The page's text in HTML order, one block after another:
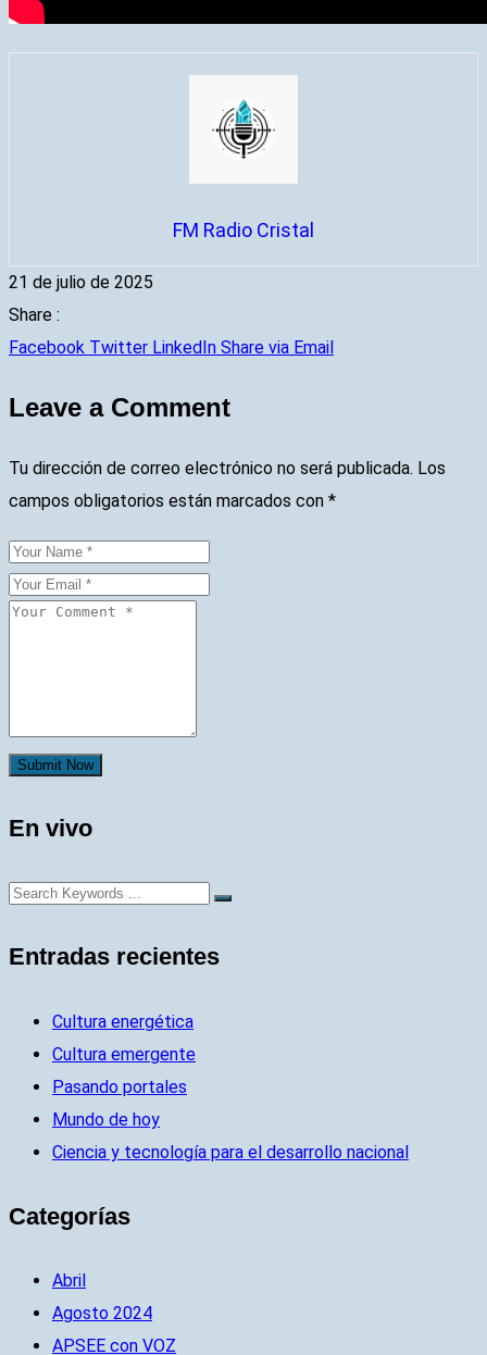
FM Radio Cristal
21 de julio de 2025
Share :
Facebook Twitter LinkedIn Share via Email
Leave a Comment
Tu dirección de correo electrónico no será publicada. Los
campos obligatorios están marcados con *
Submit Now
En vivo
Entradas recientes
Cultura energética
Cultura emergente
Pasando portales
Mundo de hoy
Ciencia y tecnología para el desarrollo nacional
Categorías
Abril
Agosto 2024
APSEE con VOZ